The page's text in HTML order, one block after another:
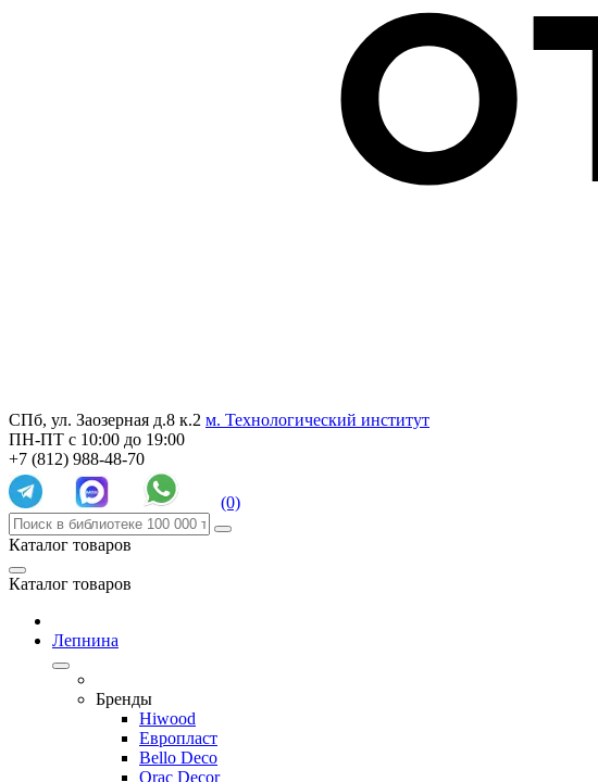
СПб, ул. Заозерная д.8 к.2 м. Технологический институт
ПН-ПТ с 10:00 до 19:00
+7 (812) 988-48-70
(0)
Каталог товаров
Каталог товаров
Лепнина
Бренды
Hiwood
Европласт
Bello Deco
Orac Decor